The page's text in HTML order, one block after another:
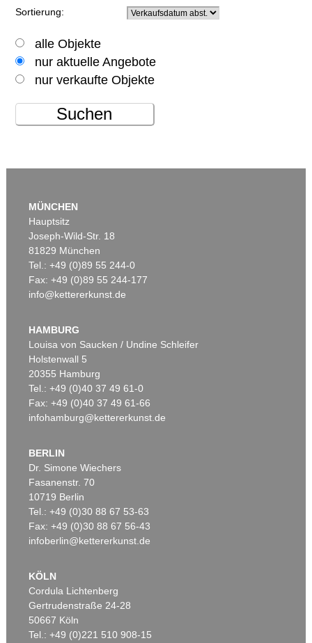
Sortierung:
alle Objekte
nur aktuelle Angebote
nur verkaufte Objekte
Suchen
MÜNCHEN
Hauptsitz
Joseph-Wild-Str. 18
81829 München
Tel.: +49 (0)89 55 244-0
Fax: +49 (0)89 55 244-177
info@kettererkunst.de
HAMBURG
Louisa von Saucken / Undine Schleifer
Holstenwall 5
20355 Hamburg
Tel.: +49 (0)40 37 49 61-0
Fax: +49 (0)40 37 49 61-66
infohamburg@kettererkunst.de
BERLIN
Dr. Simone Wiechers
Fasanenstr. 70
10719 Berlin
Tel.: +49 (0)30 88 67 53-63
Fax: +49 (0)30 88 67 56-43
infoberlin@kettererkunst.de
KÖLN
Cordula Lichtenberg
Gertrudenstraße 24-28
50667 Köln
Tel.: +49 (0)221 510 908-15